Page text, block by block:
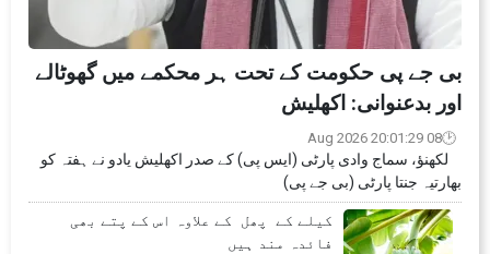
بی جے پی حکومت کے تحت ہر محکمے میں گھوٹالے
اور بدعنوانی: اکھلیش
08 Aug 2026 20:01:29
لکھنؤ، سماج وادی پارٹی (ایس پی) کے صدر اکھلیش یادو نے ہفتہ کو
بھارتیہ جنتا پارٹی (بی جے پی)
کیلے کے پھل کے علاوہ اس کے پتے بھی
فائدہ مند ہیں